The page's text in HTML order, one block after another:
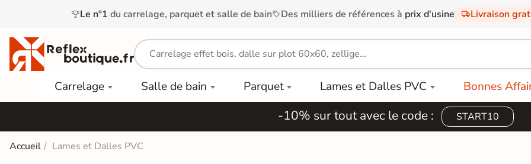
Le n°1 du carrelage, parquet et salle de bain Des milliers de références à prix d'usine Livraison
Carrelage
Carrelage
Extérieur
Dalle
Salle de bain
Douche
Parquet
Contrecollé
Lames et Dalles PVC
TYPE
Bonnes
-10% sur tout avec le code : START10
Accueil Lames et Dalles PVC